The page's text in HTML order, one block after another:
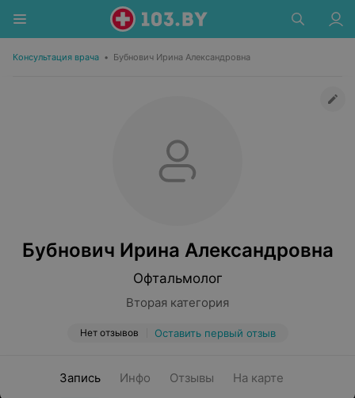
Консультация врача • Бубнович Ирина Александровна
Бубнович Ирина Александровна
Офтальмолог
Вторая категория
Нет отзывов Оставить первый отзыв
Запись Инфо Отзывы На карте